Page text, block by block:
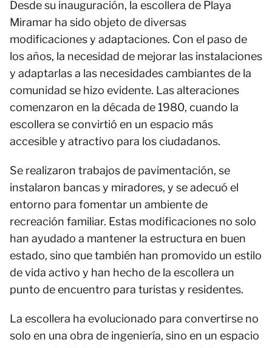
Desde su inauguración, la escollera de Playa
Miramar ha sido objeto de diversas
modificaciones y adaptaciones. Con el paso de
los años, la necesidad de mejorar las instalaciones
y adaptarlas a las necesidades cambiantes de la
comunidad se hizo evidente. Las alteraciones
comenzaron en la década de 1980, cuando la
escollera se convirtió en un espacio más
accesible y atractivo para los ciudadanos.
Se realizaron trabajos de pavimentación, se
instalaron bancas y miradores, y se adecuó el
entorno para fomentar un ambiente de
recreación familiar. Estas modificaciones no solo
han ayudado a mantener la estructura en buen
estado, sino que también han promovido un estilo
de vida activo y han hecho de la escollera un
punto de encuentro para turistas y residentes.
La escollera ha evolucionado para convertirse no
solo en una obra de ingeniería, sino en un espacio